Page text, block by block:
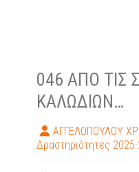
046 ΑΠΌ ΤΙΣ
ΚΑΛΩΔΊΩΝ…
ΑΓΓΕΛΟΠΟΥΛΟΥ
Δραστηριότητες